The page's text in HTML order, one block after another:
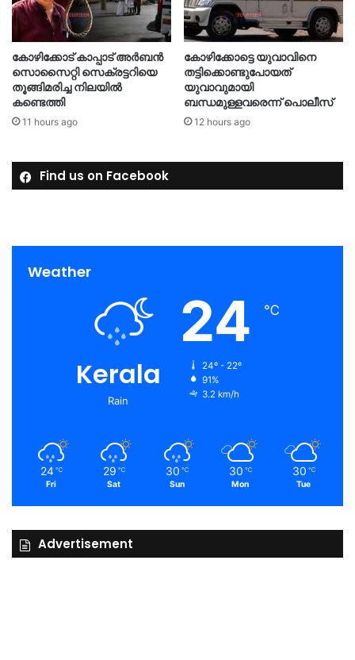
കോഴിക്കോട് കാപ്പാട് അര്‍ബന്‍
സൊസൈറ്റി സെക്രട്ടറിയെ
തൂങ്ങിമരിച്ച നിലയിൽ
കണ്ടെത്തി
11 hours ago
കോഴിക്കോട്ടെ യുവാവിനെ
തട്ടിക്കൊണ്ടുപോയത്
യുവാവുമായി
ബന്ധമുള്ളവരെന്ന് പൊലീസ്
12 hours ago
Find us on Facebook
Weather
Kerala
Rain
24 ℃
24º - 22º
91%
3.2 km/h
24 ℃
Fri
29 ℃
Sat
30 ℃
Sun
30 ℃
Mon
30 ℃
Tue
Advertisement